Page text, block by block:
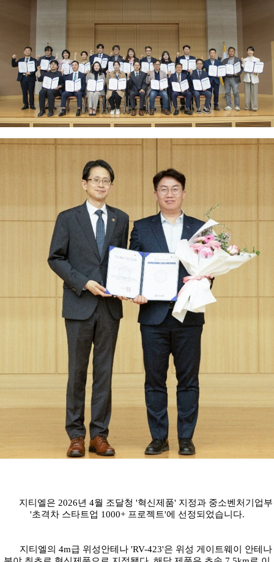
지티엘은 2026년 4월 조달청 '혁신제품' 지정과 중소벤처기업부
'초격차 스타트업 1000+ 프로젝트'에 선정되었습니다.
지티엘의 4m급 위성안테나 'RV-423'은 위성 게이트웨이 안테나